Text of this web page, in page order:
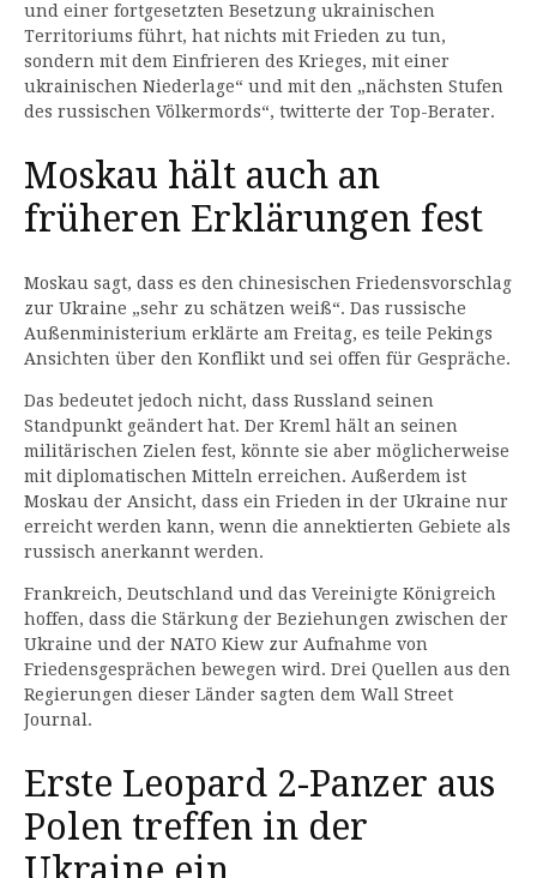
und einer fortgesetzten Besetzung ukrainischen
Territoriums führt, hat nichts mit Frieden zu tun,
sondern mit dem Einfrieren des Krieges, mit einer
ukrainischen Niederlage“ und mit den „nächsten Stufen
des russischen Völkermords“, twitterte der Top-Berater.
Moskau hält auch an
früheren Erklärungen fest
Moskau sagt, dass es den chinesischen Friedensvorschlag
zur Ukraine „sehr zu schätzen weiß“. Das russische
Außenministerium erklärte am Freitag, es teile Pekings
Ansichten über den Konflikt und sei offen für Gespräche.
Das bedeutet jedoch nicht, dass Russland seinen
Standpunkt geändert hat. Der Kreml hält an seinen
militärischen Zielen fest, könnte sie aber möglicherweise
mit diplomatischen Mitteln erreichen. Außerdem ist
Moskau der Ansicht, dass ein Frieden in der Ukraine nur
erreicht werden kann, wenn die annektierten Gebiete als
russisch anerkannt werden.
Frankreich, Deutschland und das Vereinigte Königreich
hoffen, dass die Stärkung der Beziehungen zwischen der
Ukraine und der NATO Kiew zur Aufnahme von
Friedensgesprächen bewegen wird. Drei Quellen aus den
Regierungen dieser Länder sagten dem Wall Street
Journal.
Erste Leopard 2-Panzer aus
Polen treffen in der